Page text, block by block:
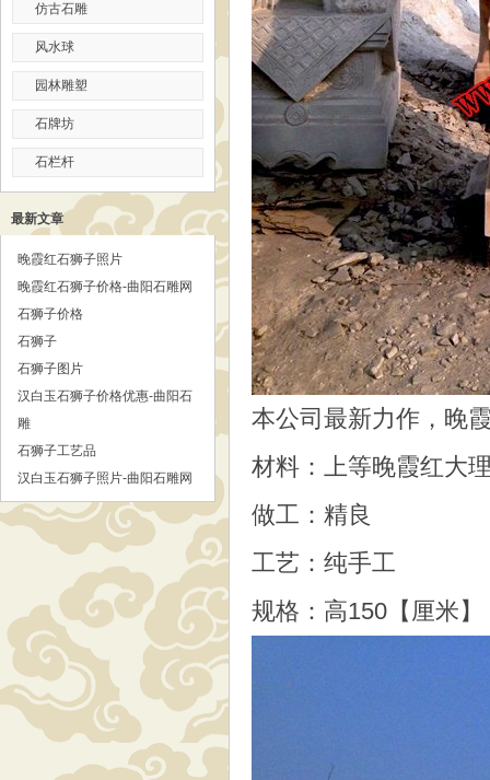
仿古石雕
风水球
园林雕塑
石牌坊
石栏杆
最新文章
晚霞红石狮子照片
晚霞红石狮子价格-曲阳石雕网
石狮子价格
石狮子
石狮子图片
汉白玉石狮子价格优惠-曲阳石
雕
石狮子工艺品
汉白玉石狮子照片-曲阳石雕网
本公司最新力作，晚
材料：上等晚霞红大
做工：精良
工艺：纯手工
规格：高150【厘米】